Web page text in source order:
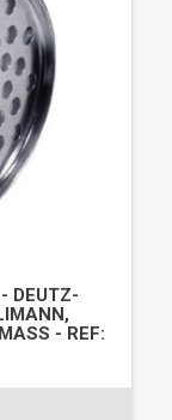
DEUTZ-
- REF: